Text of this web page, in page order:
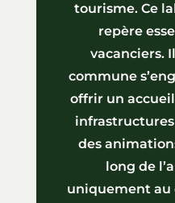
tourisme. Ce
repère
vacanciers.
commune
offrir un accueil
des
long de
uniquement au